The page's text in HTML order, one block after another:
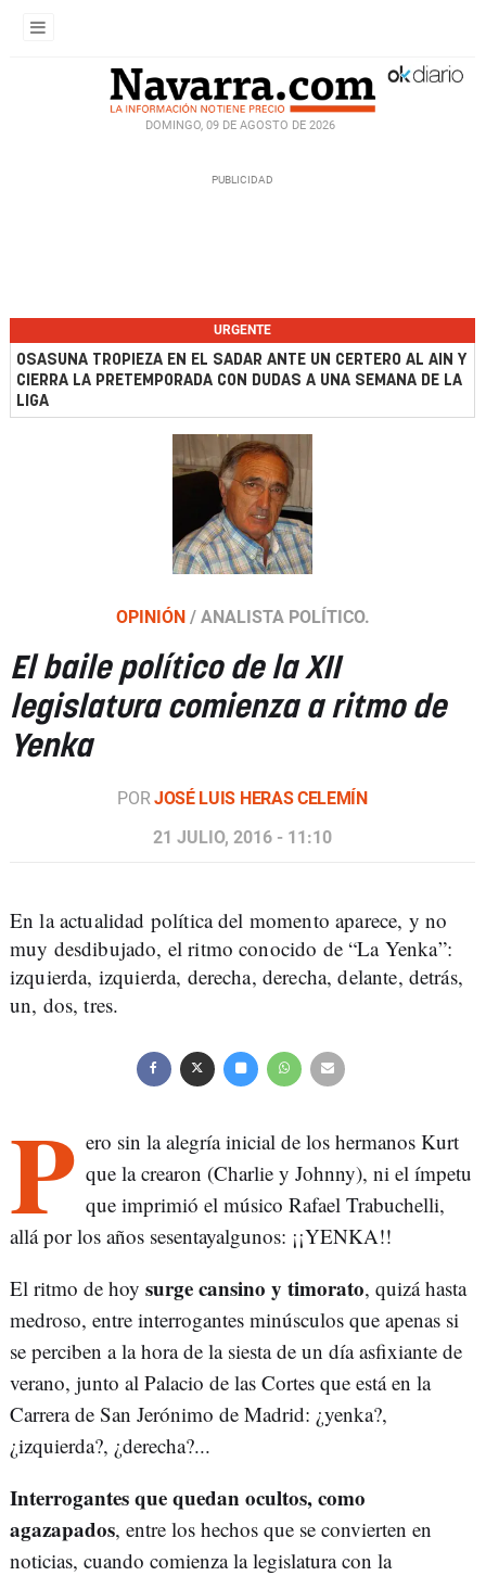
DOMINGO, 09 DE AGOSTO DE 2026
URGENTE
OSASUNA TROPIEZA EN EL SADAR ANTE UN CERTERO AL AIN Y
CIERRA LA PRETEMPORADA CON DUDAS A UNA SEMANA DE LA
LIGA
OPINIÓN / ANALISTA POLÍTICO.
El baile político de la XII
legislatura comienza a ritmo de
Yenka
PORJOSÉ LUIS HERAS CELEMÍN
21 JULIO, 2016 - 11:10
En la actualidad política del momento aparece, y no
muy desdibujado, el ritmo conocido de “La Yenka”:
izquierda, izquierda, derecha, derecha, delante, detrás,
un, dos, tres.
P ero sin la alegría inicial de los hermanos Kurt
que la crearon (Charlie y Johnny), ni el ímpetu
que imprimió el músico Rafael Trabuchelli,
allá por los años sesentayalgunos: ¡¡YENKA!!
El ritmo de hoy surge cansino y timorato, quizá hasta
medroso, entre interrogantes minúsculos que apenas si
se perciben a la hora de la siesta de un día asfixiante de
verano, junto al Palacio de las Cortes que está en la
Carrera de San Jerónimo de Madrid: ¿yenka?,
¿izquierda?, ¿derecha?...
Interrogantes que quedan ocultos, como
agazapados, entre los hechos que se convierten en
noticias, cuando comienza la legislatura con la